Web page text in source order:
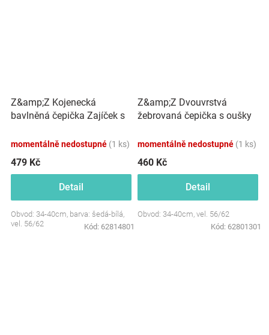
Z&amp;Z Kojenecká
bavlněná čepička Zajíček s
momentálně nedostupné (1 ks)
479 Kč
Detail
Obvod: 34-40cm, barva: šedá-bílá,
vel. 56/62
Kód: 62814801
Z&amp;Z Dvouvrstvá
žebrovaná čepička s oušky
momentálně nedostupné (1 ks)
460 Kč
Detail
Obvod: 34-40cm, vel. 56/62
Kód: 62801301